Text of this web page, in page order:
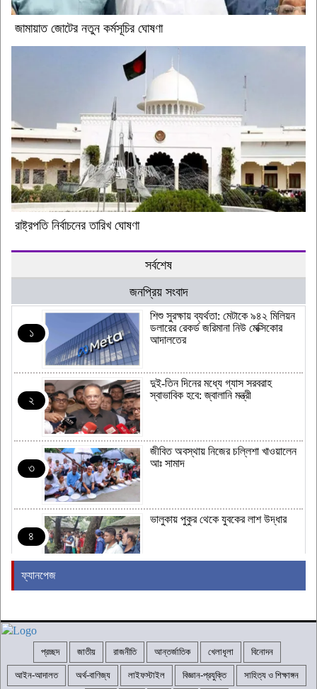
জামায়াত জোটের নতুন কর্মসূচির ঘোষণা
রাষ্ট্রপতি নির্বাচনের তারিখ ঘোষণা
সর্বশেষ
জনপ্রিয় সংবাদ
১
শিশু সুরক্ষায় ব্যর্থতা: মেটাকে ৯৪২ মিলিয়ন
ডলারের রেকর্ড জরিমানা নিউ মেক্সিকোর
আদালতের
২
দুই-তিন দিনের মধ্যে গ্যাস সরবরাহ
স্বাভাবিক হবে: জ্বালানি মন্ত্রী
৩
জীবিত অবস্থায় নিজের চল্লিশা খাওয়ালেন
আঃ সামাদ
৪
ভালুকায় পুকুর থেকে যুবকের লাশ উদ্ধার
৬
রাষ্ট্রপতি নির্বাচনের তারিখ ঘোষণা
ফ্যানপেজ
প্রচ্ছদ জাতীয় রাজনীতি আন্তর্জাতিক খেলাধূলা বিনোদন
আইন-আদালত অর্থ-বাণিজ্য লাইফস্টাইল বিজ্ঞান-প্রযুক্তি সাহিত্য ও শিক্ষাঙ্গন